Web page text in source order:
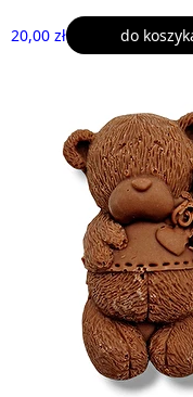
20,00 zł do